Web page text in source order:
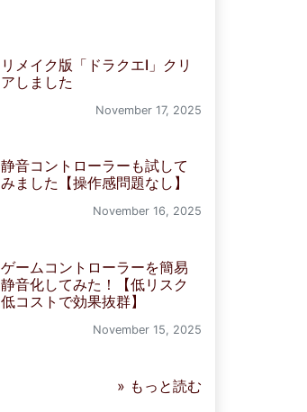
リメイク版「ドラクエI」クリ
アしました
November 17, 2025
静音コントローラーも試して
みました【操作感問題なし】
November 16, 2025
ゲームコントローラーを簡易
静音化してみた！【低リスク
低コストで効果抜群】
November 15, 2025
» もっと読む